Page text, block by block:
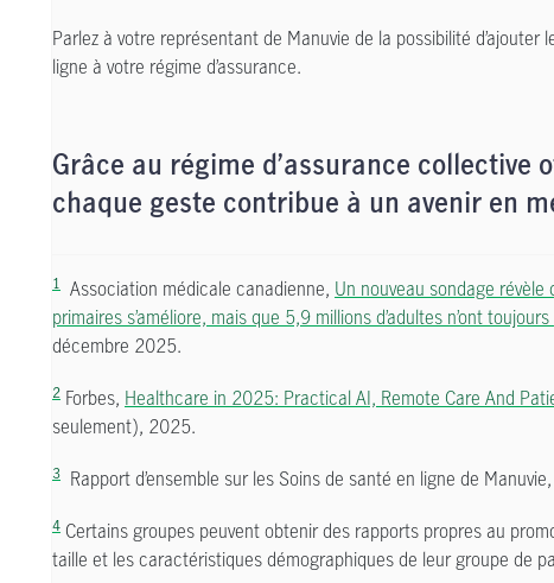
Parlez à votre représentant de Manuvie de la possibilité d’ajouter
ligne à votre régime d’assurance.
Grâce au régime d’assurance collective
chaque geste contribue à un avenir en
1 Association médicale canadienne, Un nouveau sondage révèle
primaires s’améliore, mais que 5,9 millions d’adultes n’ont
décembre 2025.
2 Forbes, Healthcare in 2025: Practical AI, Remote Care And
seulement), 2025.
3 Rapport d’ensemble sur les Soins de santé en ligne de
4 Certains groupes peuvent obtenir des rapports propres au
taille et les caractéristiques démographiques de leur groupe de